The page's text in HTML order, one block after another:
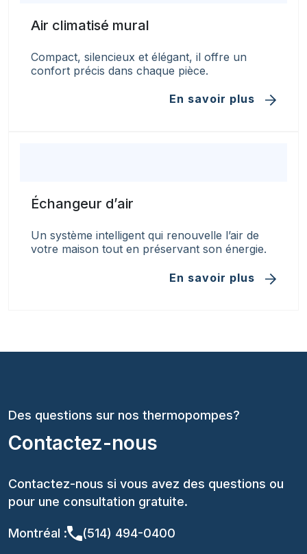
Air climatisé mural
Compact, silencieux et élégant, il offre un
confort précis dans chaque pièce.
En savoir plus
Échangeur d’air
Un système intelligent qui renouvelle l’air de
votre maison tout en préservant son énergie.
En savoir plus
Des questions sur nos thermopompes?
Contactez-nous
Contactez-nous si vous avez des questions ou
pour une consultation gratuite.
Montréal : (514) 494-0400